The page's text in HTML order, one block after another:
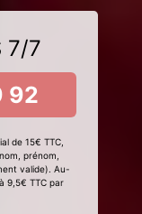
7/7
92
de 15€ TTC,
prénom,
valide). Au-
9,5€ TTC par